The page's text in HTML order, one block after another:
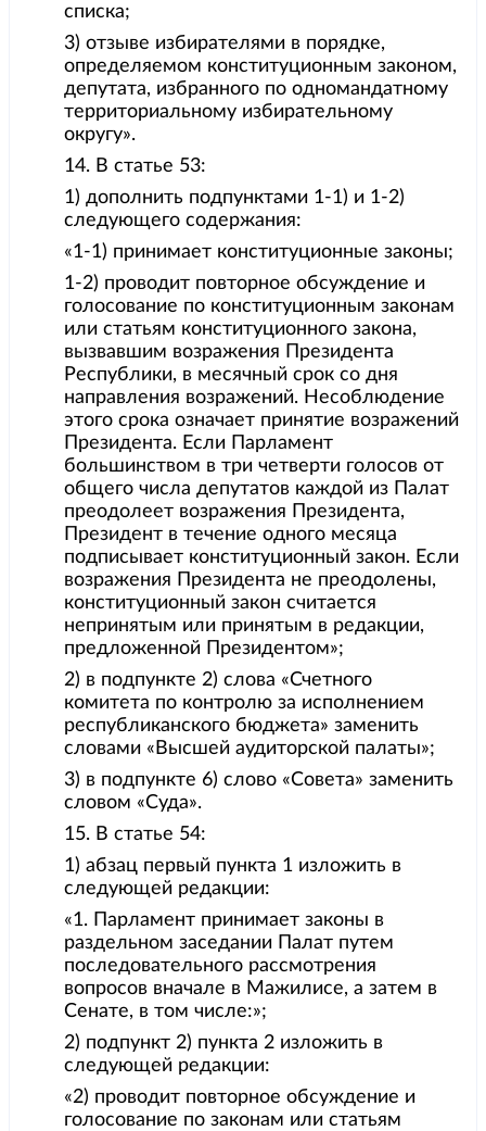
списка;
3) отзыве избирателями в порядке,
определяемом конституционным законом,
депутата, избранного по одномандатному
территориальному избирательному
округу».
14. В статье 53:
1) дополнить подпунктами 1-1) и 1-2)
следующего содержания:
«1-1) принимает конституционные законы;
1-2) проводит повторное обсуждение и
голосование по конституционным законам
или статьям конституционного закона,
вызвавшим возражения Президента
Республики, в месячный срок со дня
направления возражений. Несоблюдение
этого срока означает принятие возражений
Президента. Если Парламент
большинством в три четверти голосов от
общего числа депутатов каждой из Палат
преодолеет возражения Президента,
Президент в течение одного месяца
подписывает конституционный закон. Если
возражения Президента не преодолены,
конституционный закон считается
непринятым или принятым в редакции,
предложенной Президентом»;
2) в подпункте 2) слова «Счетного
комитета по контролю за исполнением
республиканского бюджета» заменить
словами «Высшей аудиторской палаты»;
3) в подпункте 6) слово «Совета» заменить
словом «Суда».
15. В статье 54:
1) абзац первый пункта 1 изложить в
следующей редакции:
«1. Парламент принимает законы в
раздельном заседании Палат путем
последовательного рассмотрения
вопросов вначале в Мажилисе, а затем в
Сенате, в том числе:»;
2) подпункт 2) пункта 2 изложить в
следующей редакции:
«2) проводит повторное обсуждение и
голосование по законам или статьям